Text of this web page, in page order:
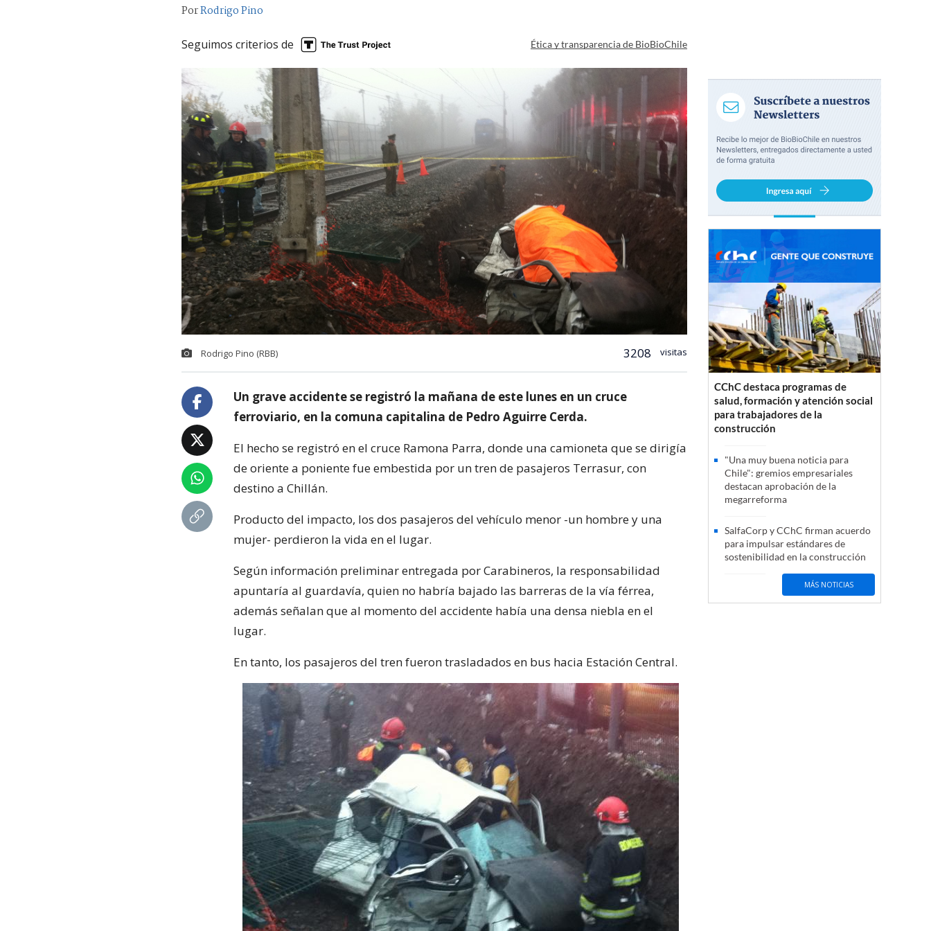
PorRodrigo Pino
Seguimos criterios de Ética y transparencia de BioBioChile
Rodrigo Pino (RBB) 3208 visitas
Un grave accidente se registró la mañana de este lunes en un cruce
ferroviario, en la comuna capitalina de Pedro Aguirre Cerda.
El hecho se registró en el cruce Ramona Parra, donde una camioneta que se dirigía
de oriente a poniente fue embestida por un tren de pasajeros Terrasur, con
destino a Chillán.
Producto del impacto, los dos pasajeros del vehículo menor -un hombre y una
mujer- perdieron la vida en el lugar.
Según información preliminar entregada por Carabineros, la responsabilidad
apuntaría al guardavía, quien no habría bajado las barreras de la vía férrea,
además señalan que al momento del accidente había una densa niebla en el
lugar.
En tanto, los pasajeros del tren fueron trasladados en bus hacia Estación Central.
CChC destaca programas de
salud, formación y atención social
para trabajadores de la
construcción
"Una muy buena noticia para
Chile": gremios empresariales
destacan aprobación de la
megarreforma
SalfaCorp y CChC firman acuerdo
para impulsar estándares de
sostenibilidad en la construcción
MÁS NOTICIAS